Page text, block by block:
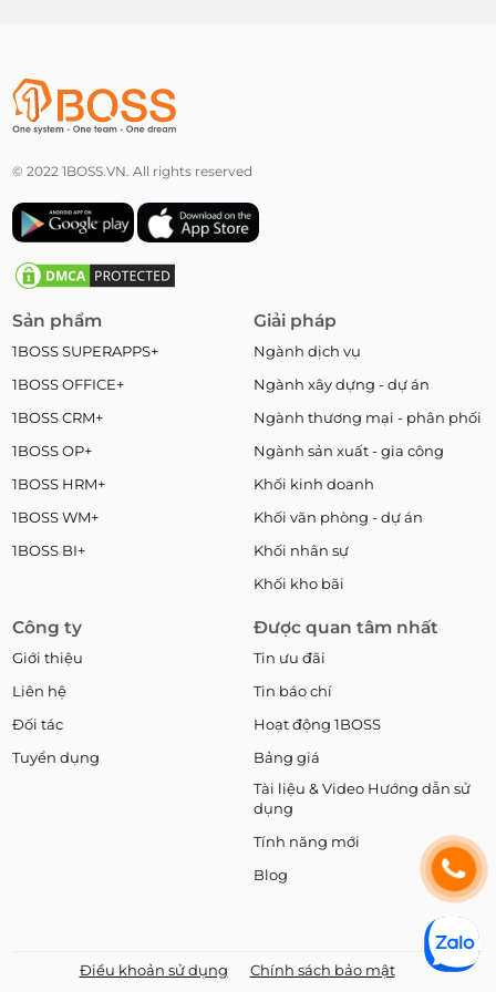
© 2022 1BOSS.VN. All rights reserved
Sản phẩm
1BOSS SUPERAPPS+
1BOSS OFFICE+
1BOSS CRM+
1BOSS OP+
1BOSS HRM+
1BOSS WM+
1BOSS BI+
Giải pháp
Ngành dịch vụ
Ngành xây dựng - dự án
Ngành thương mại - phân phối
Ngành sản xuất - gia công
Khối kinh doanh
Khối văn phòng - dự án
Khối nhân sự
Khối kho bãi
Công ty
Giới thiệu
Liên hệ
Đối tác
Tuyển dụng
Được quan tâm nhất
Tin ưu đãi
Tin báo chí
Hoạt động 1BOSS
Bảng giá
Tài liệu & Video Hướng dẫn sử
dụng
Tính năng mới
Blog
Điều khoản sử dụng
Chính sách bảo mật